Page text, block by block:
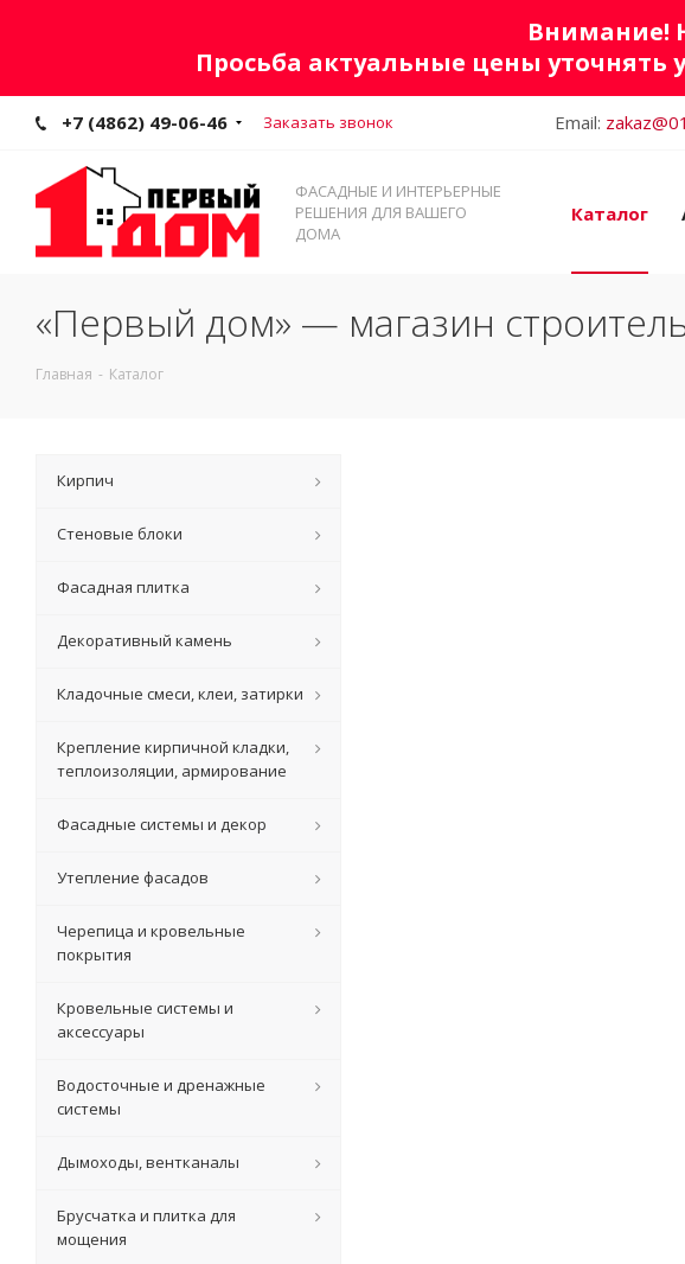
Внимание!
Просьба актуальные цены
+7 (4862) 49-06-46 Заказать звонок Email:
ФАСАДНЫЕ И ИНТЕРЬЕРНЫЕ
РЕШЕНИЯ ДЛЯ ВАШЕГО
ДОМА
Каталог
«Первый дом» — магазин
Главная - Каталог
Кирпич
Стеновые блоки
Фасадная плитка
Декоративный камень
Кладочные смеси, клеи, затирки
Крепление кирпичной кладки,
теплоизоляции, армирование
Фасадные системы и декор
Утепление фасадов
Черепица и кровельные
покрытия
Кровельные системы и
аксессуары
Водосточные и дренажные
системы
Дымоходы, вентканалы
Брусчатка и плитка для
мощения